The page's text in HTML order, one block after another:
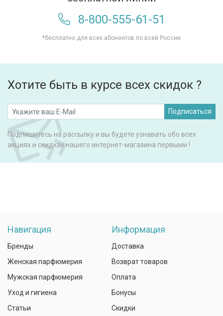
8-800-555-61-51
*бесплатно для всех абонентов по всей России
Хотите быть в курсе всех скидок ?
Подписаться
Подпишитесь на рассылку и вы будете узнавать обо всех
акциях и скидках нашего интернет-магазина первыми !
Навигация
Бренды
Женская парфюмерия
Мужская парфюмерия
Уход и гигиена
Статьи
Информация
Доставка
Возврат товаров
Оплата
Бонусы
Скидки